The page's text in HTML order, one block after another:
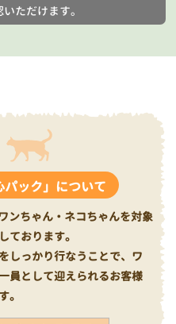
ただけます。
ック」について
ンちゃん・ネコちゃんを対象
ております。
しっかり行なうことで、ワ
員として迎えられるお客様
。